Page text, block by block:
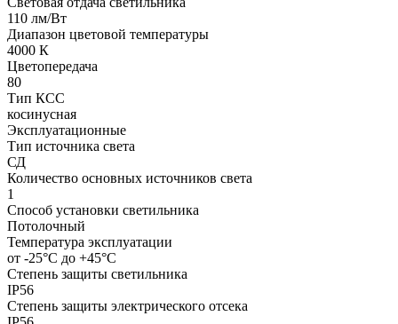
110 лм/Вт
Диапазон цветовой температуры
4000 К
Цветопередача
80
Тип КСС
косинусная
Эксплуатационные
Тип источника света
СД
Количество основных источников света
1
Способ установки светильника
Потолочный
Температура эксплуатации
от -25°С до +45°С
Степень защиты светильника
IP56
Степень защиты электрического отсека